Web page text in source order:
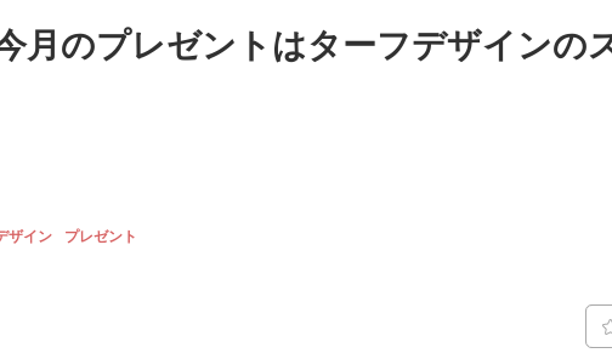
月のプレゼントはターフデザインの
ザイン プレゼント